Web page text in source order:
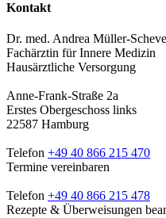
Kontakt
Dr. med. Andrea Müller-
Fachärztin für Innere Medizin
Hausärztliche Versorgung
Anne-Frank-Straße 2a
Erstes Obergeschoss links
22587 Hamburg
Telefon +49 40 866 215 470
Termine vereinbaren
Telefon +49 40 866 215 478
Rezepte & Überweisungen